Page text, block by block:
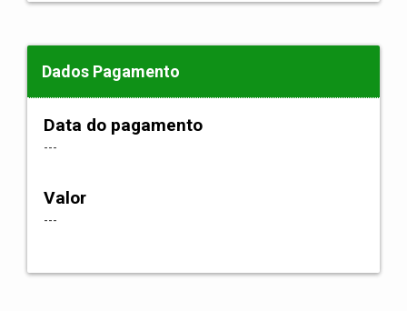
Dados Pagamento
Data do pagamento
---
Valor
---